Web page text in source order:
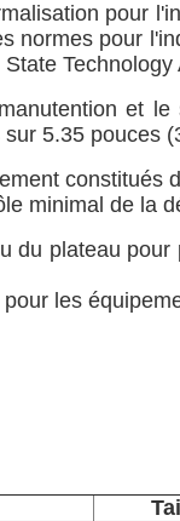
pour
pour
Technology
et
5.35 pouces
constitués
minimal de la
plateau
les